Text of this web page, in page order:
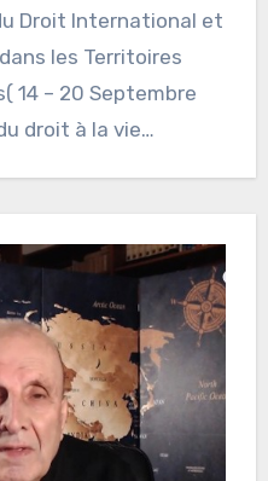
Droit International et
les Territoires
14 – 20 Septembre
droit à la vie…